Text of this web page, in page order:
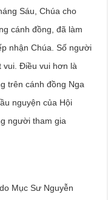
Sáu, Chúa cho
cánh đồng, đã làm
nhận Chúa. Số người
vui. Điều vui hơn là
trên cánh đồng Nga
nguyện của Hội
người tham gia
Mục Sư Nguyễn